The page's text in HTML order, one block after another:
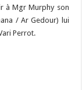
à Mgr Murphy son
/ Ar Gedour) lui
Perrot.